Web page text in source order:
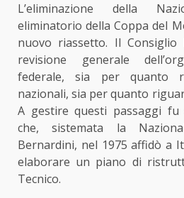
L’eliminazione della
eliminatorio della Coppa del
nuovo riassetto. Il Consiglio
revisione generale
federale, sia per quanto
nazionali, sia per quanto
A gestire questi passaggi fu
che, sistemata la
Bernardini, nel 1975 affidò a
elaborare un piano di
Tecnico.